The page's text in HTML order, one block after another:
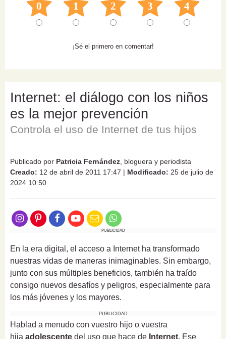
0 1 2 3 4
¡Sé el primero en comentar!
Internet: el diálogo con los niños
es la mejor prevención
Controla el uso de Internet de tus hijos
Publicado por Patricia Fernández, bloguera y periodista
Creado: 12 de abril de 2011 17:47 | Modificado: 25 de julio de
2024 10:50
PUBLICIDAD
En la era digital, el acceso a Internet ha transformado
nuestras vidas de maneras inimaginables. Sin embargo,
junto con sus múltiples beneficios, también ha traído
consigo nuevos desafíos y peligros, especialmente para
los más jóvenes y los mayores.
PUBLICIDAD
Hablad a menudo con vuestro hijo o vuestra
hija adolescente del uso que hace de Internet. Ese